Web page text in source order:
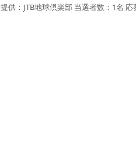
提供：JTB地球倶楽部 当選者数：1名